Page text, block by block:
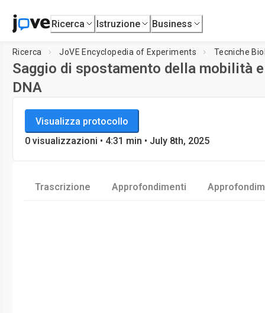
Ricerca Istruzione Business
Ricerca JoVE Encyclopedia of Experiments Tecniche
Saggio di spostamento della
DNA
JoVE Encyclopedia of Experiments
Tecniche Biologiche
Visualizza protocollo
0 visualizzazioni • 4:31 min • July 8th, 2025
Trascrizione Approfondimenti